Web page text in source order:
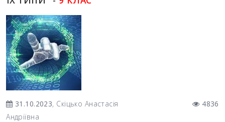
31.10.2023, Скіцько Анастасія
Андріївна
4836